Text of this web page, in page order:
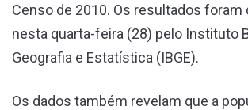
Censo de 2010. Os resultados foram
nesta quarta-feira (28) pelo Instituto
Geografia e Estatística (IBGE).
Os dados também revelam que a